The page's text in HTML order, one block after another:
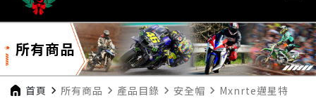
所有商品
首頁 navigate_next 所有商品 navigate_next 產品目錄 navigate_next 安全帽 navigate_next Mxnrte邁星特